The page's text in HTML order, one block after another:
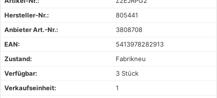
Hersteller-Nr.:
805441
Anbieter Art.-Nr.:
3808708
EAN:
5413978282913
Zustand:
Fabrikneu
Verfügbar:
3 Stück
Verkaufseinheit:
1